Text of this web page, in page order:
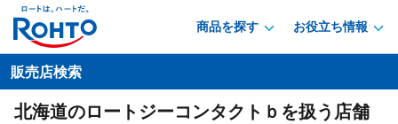
商品を探す お役立ち情報
販売店検索
北海道のロートジーコンタクトｂを扱う店舗